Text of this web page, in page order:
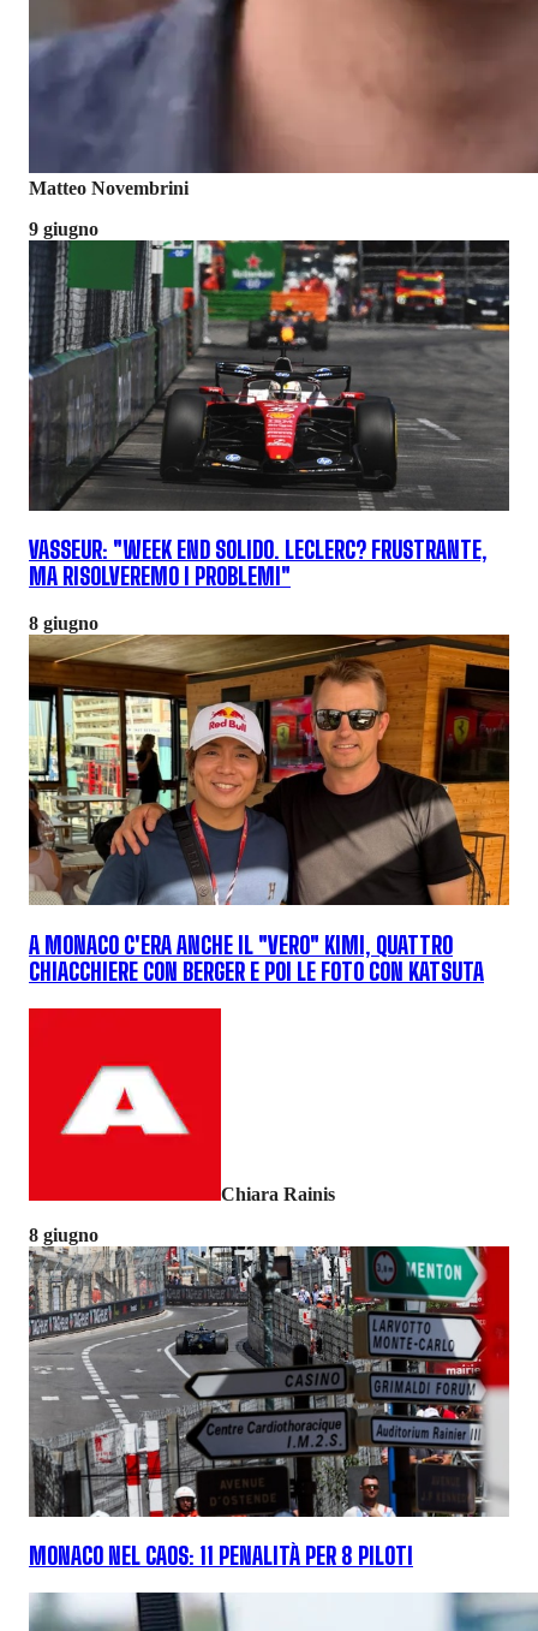
Matteo Novembrini
9 giugno
VASSEUR: "WEEK END SOLIDO. LECLERC? FRUSTRANTE,
MA RISOLVEREMO I PROBLEMI"
8 giugno
A MONACO C'ERA ANCHE IL "VERO" KIMI, QUATTRO
CHIACCHIERE CON BERGER E POI LE FOTO CON KATSUTA
Chiara Rainis
8 giugno
MONACO NEL CAOS: 11 PENALITÀ PER 8 PILOTI